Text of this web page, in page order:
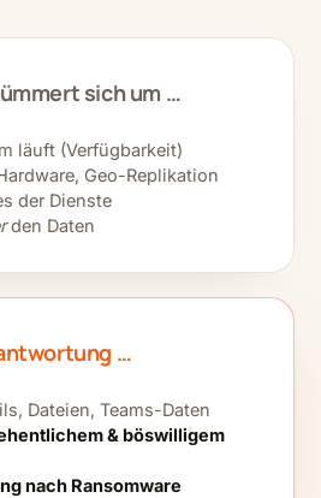
sich um …
läuft (Verfügbarkeit)
Geo-Replikation
der Dienste
den Daten
…
Dateien, Teams-Daten
& böswilligem
nach Ransomware